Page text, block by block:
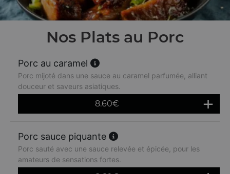
Nos Plats au Porc
Porc au caramel
Porc mijoté dans une sauce au caramel parfumée, alliant
douceur et saveurs asiatiques.
8.60€
Porc sauce piquante
Porc sauté avec une sauce relevée et épicée, pour les
amateurs de sensations fortes.